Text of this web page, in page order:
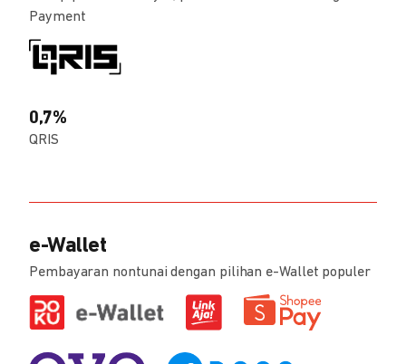
Payment
0,7%
QRIS
e-Wallet
Pembayaran nontunai dengan pilihan e-Wallet populer